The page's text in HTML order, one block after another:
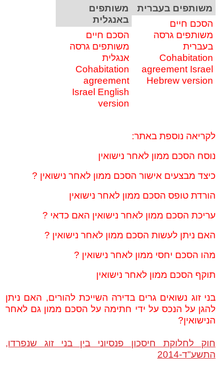
משותפים בעברית
הסכם חיים
משותפים גרסה
בעברית
Cohabitation
agreement Israel
Hebrew version
משותפים
באנגלית
הסכם חיים
משותפים גרסה
אנגלית
Cohabitation
agreement
Israel English
version
לקריאה נוספת באתר:
נוסח הסכם ממון לאחר נישואין
כיצד מבצעים אישור הסכם ממון לאחר נישואין ?
הורדת טופס הסכם ממון לאחר נישואין
עריכת הסכם ממון לאחר נישואין האם כדאי ?
האם ניתן לעשות הסכם ממון לאחר נישואין ?
מהו הסכם יחסי ממון לאחר נישואין ?
תוקף הסכם ממון לאחר נישואין
בני זוג נשואים גרים בדירה השייכת להורים, האם ניתן
להגן על הנכס על ידי חתימה על הסכם ממון גם לאחר
הנישואין?
חוק לחלוקת חיסכון פנסיוני בין בני זוג שנפרדו,
התשע"ד-2014